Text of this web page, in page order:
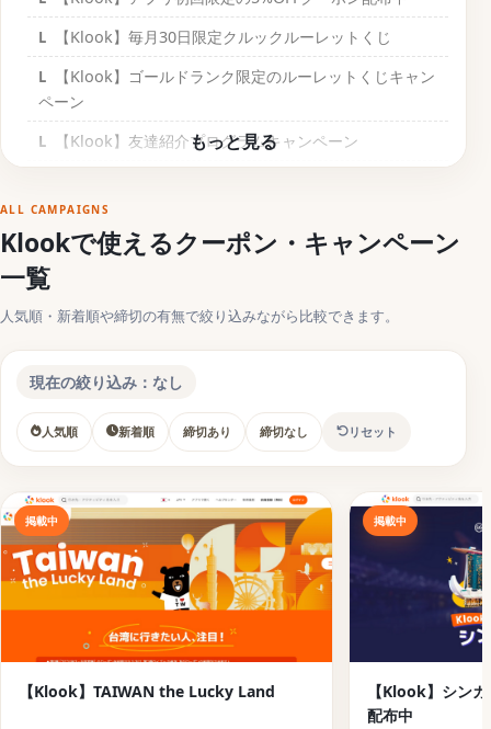
【Klook】毎月30日限定クルックルーレットくじ
【Klook】ゴールドランク限定のルーレットくじキャン
ペーン
【Klook】友達紹介プログラムキャンペーン
日は9％OFF
【期間限定】Klookのキャンペーン・クーポンコード
情報
【Klook】年末トラベルジャンボで最大50%OFFのクーポ
【Klook】海外旅行！スマホの準備はKlook eSIMで 期間
【Klook】貸切空港送迎・タクシーのクーポン配布キャ
ンペーン
【国別】Klookのキャンペーン・クーポンコード情報
【Klook】シンガポール期間限定クーポン配布中
【Klook】台湾旅行がお得になるクーポンコード発行中
【Klook】TAIWAN the Lucky Land
【Klook】「旅先で何しよう？」は、クルックにおまか
せ！韓国旅行
ALL CAMPAIGNS
Klookで使えるクーポン・キャンペーン
一覧
人気順・新着順や締切の有無で絞り込みながら比較できます。
現在の絞り込み：なし
人気順 新着順 締切あり 締切なし リセット
掲載中
【Klook】TAIWAN the Lucky Land
掲載中
【Klook】シン
配布中